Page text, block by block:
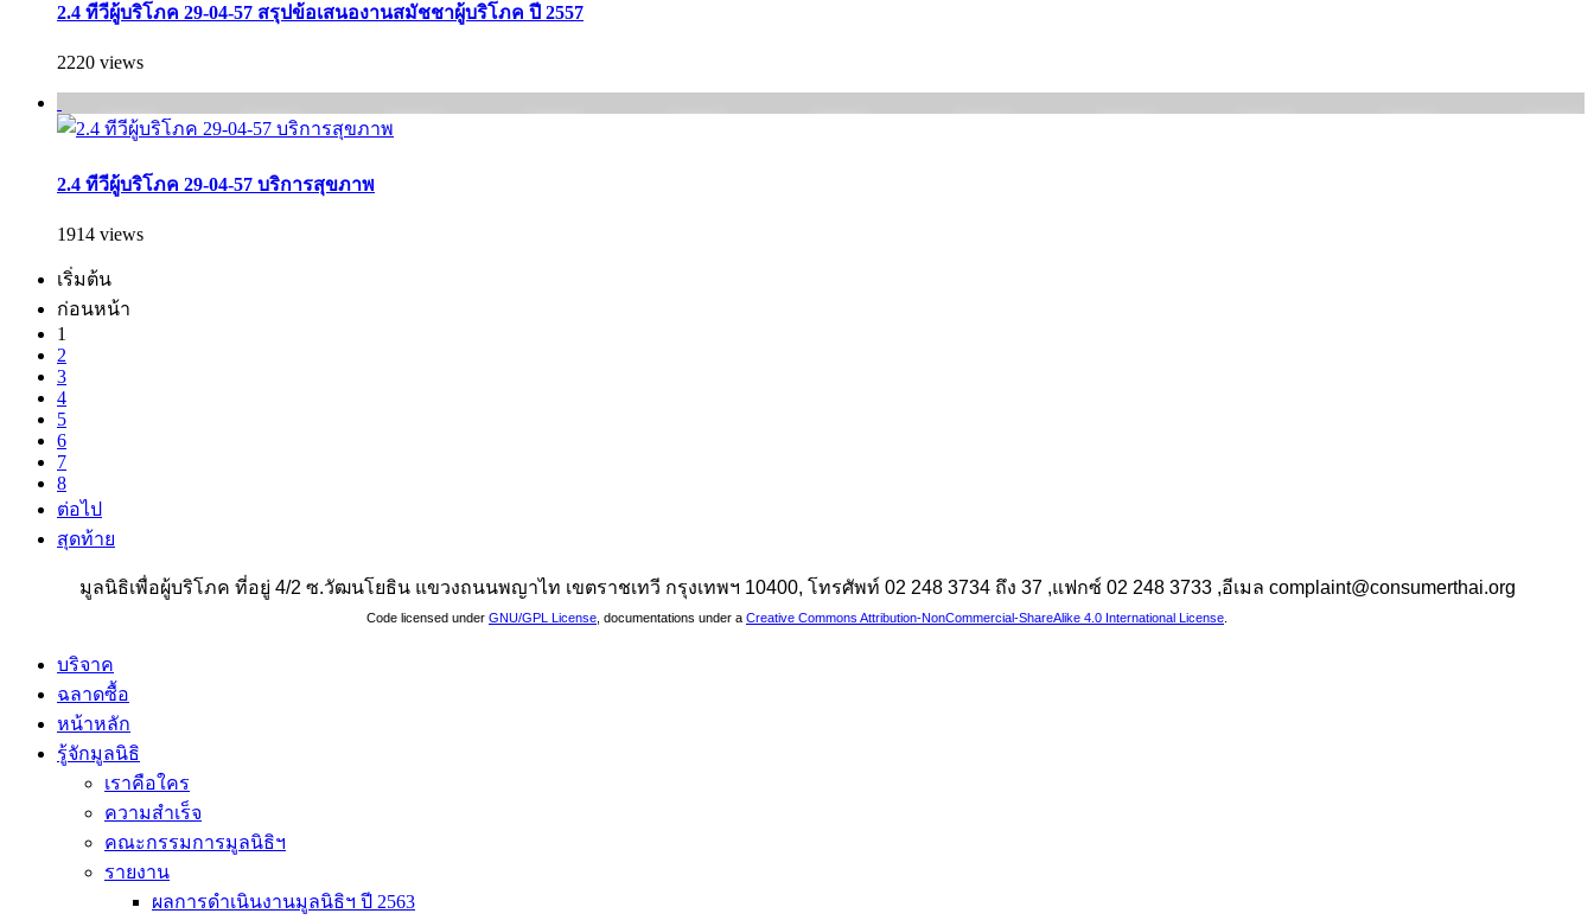
2.4 ทีวีผู้บริโภค 29-04-57 สรุปข้อเสนองานสมัชชาผู้บริโภค ปี 2557
2220 views
2.4 ทีวีผู้บริโภค 29-04-57 บริการสุขภาพ
1914 views
เริ่มต้น
ก่อนหน้า
1
2
3
4
5
6
7
8
ต่อไป
สุดท้าย
มูลนิธิเพื่อผู้บริโภค ที่อยู่ 4/2 ซ.วัฒนโยธิน แขวงถนนพญาไท เขตราชเทวี กรุงเทพฯ 10400, โทรศัพท์ 02 248 3734 ถึง 37 ,แฟกซ์ 02 248 3733 ,อีเมล complaint@consumerthai.org
Code licensed under GNU/GPL License , documentations under a Creative Commons Attribution-NonCommercial-ShareAlike 4.0 International License
บริจาค
ฉลาดซื้อ
หน้าหลัก
รู้จักมูลนิธิ
เราคือใคร
ความสำเร็จ
คณะกรรมการมูลนิธิฯ
รายงาน
ผลการดำเนินงานมูลนิธิฯ ปี 2563